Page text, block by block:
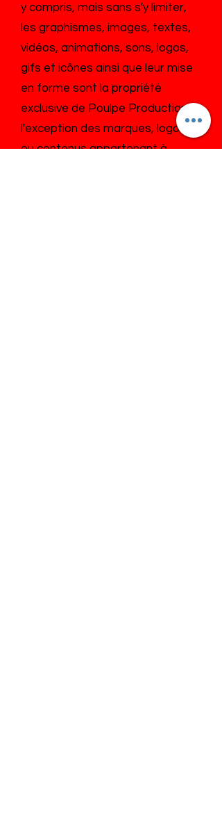
y compris, mais sans s'y limiter,
les graphismes, images, textes,
vidéos, animations, sons, logos,
gifs et icônes ainsi que leur mise
en forme sont la propriété
exclusive de Poulpe Production, à
l'exception des marques, logos
ou contenus appartenant à